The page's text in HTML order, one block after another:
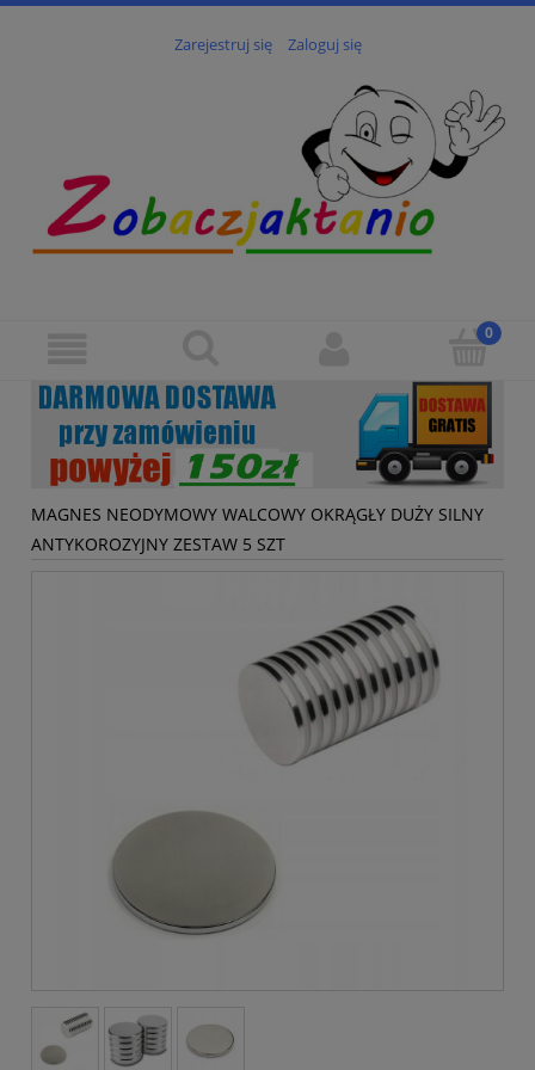
Zarejestruj się Zaloguj się
MAGNES NEODYMOWY WALCOWY OKRĄGŁY DUŻY SILNY
ANTYKOROZYJNY ZESTAW 5 SZT